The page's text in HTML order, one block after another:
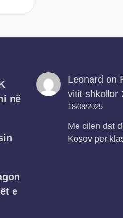
në
e
Leonard on
vitit shkollor
18/08/2025
Me cilen dat
Kosov per